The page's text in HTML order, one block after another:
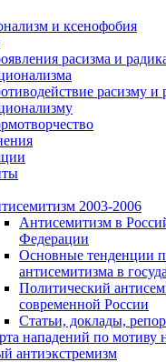
и ксенофобия
расизма и
расизму и
2003-2006
Антисемитизм в
Федерации
Основные тенденции
антисемитизма в
Политический
современной России
Статьи, доклады,
нападений по мотиву
антиэкстремизм